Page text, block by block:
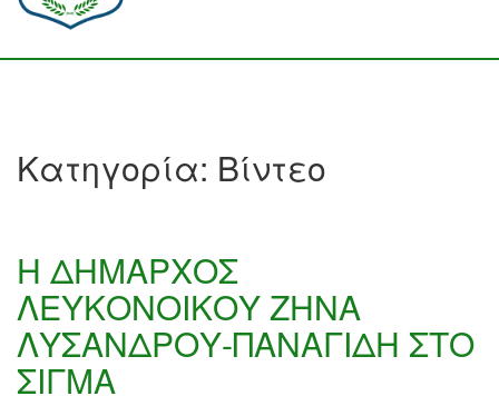
Κατηγορία: Βίντεο
Η ΔΗΜΑΡΧΟΣ
ΛΕΥΚΟΝΟΙΚΟΥ ΖΗΝΑ
ΛΥΣΑΝΔΡΟΥ-ΠΑΝΑΓΙΔΗ ΣΤΟ
ΣΙΓΜΑ